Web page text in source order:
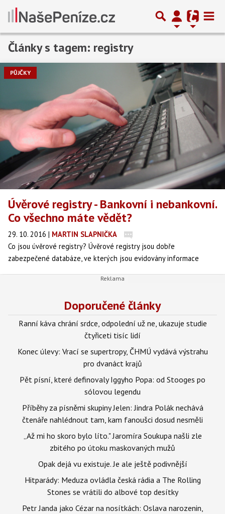
Články s tagem: registry
PŮJČKY
Úvěrové registry - Bankovní i nebankovní.
Co všechno máte vědět?
29. 10. 2016 | MARTIN SLAPNIČKA
Co jsou úvěrové registry? Úvěrové registry jsou dobře
zabezpečené databáze, ve kterých jsou evidovány informace
pohledávky vůči těmto institucím nebo je v minulosti měli,
i nefinanční instituce si pak mohou tyto informace o klientech
prostřednictvím registrů vyměňovat. Jde především o informace
o schopnosti splácet závazky – tzn. bonita a informace o platební
Doporučené články
Ranní káva chrání srdce, odpolední už ne, ukazuje studie
čtyřiceti tisíc lidí
Konec úlevy: Vrací se supertropy, ČHMÚ vydává výstrahu
pro dvanáct krajů
Pět písní, které definovaly Iggyho Popa: od Stooges po
sólovou legendu
Příběhy za písněmi skupiny Jelen: Jindra Polák nechává
čtenáře nahlédnout tam, kam fanoušci dosud nesměli
„Až mi ho skoro bylo líto." Jaromíra Soukupa našli zle
zbitého po útoku maskovaných mužů
Opak dejá vu existuje. Je ale ještě podivnější
Hitparády: Meduza ovládla česká rádia a The Rolling
Stones se vrátili do albové top desítky
Petr Janda jako Cézar na nosítkách: Oslava narozenin,